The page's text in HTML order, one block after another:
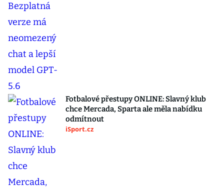
Fotbalové přestupy ONLINE: Slavný klub
chce Mercada, Sparta ale měla nabídku
odmítnout
iSport.cz